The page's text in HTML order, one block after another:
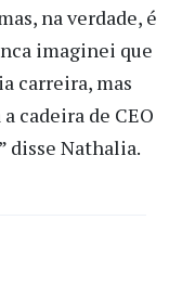
na verdade, é
imaginei que
carreira, mas
cadeira de CEO
disse Nathalia.